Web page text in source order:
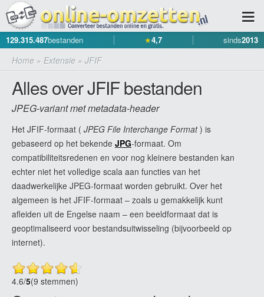
129.315.487bestanden ★4,7 sinds2013
Home » Extensie » JFIF
Alles over JFIF bestanden
JPEG-variant met metadata-header
Het JFIF-formaat ( JPEG File Interchange Format) is
gebaseerd op het bekende JPG-formaat. Om
compatibiliteitsredenen en voor nog kleinere bestanden kan
echter niet het volledige scala aan functies van het
daadwerkelijke JPEG-formaat worden gebruikt. Over het
algemeen is het JFIF-formaat – zoals u gemakkelijk kunt
afleiden uit de Engelse naam – een beeldformaat dat is
geoptimaliseerd voor bestandsuitwisseling (bijvoorbeeld op
internet).
4.6/5(9 stemmen)